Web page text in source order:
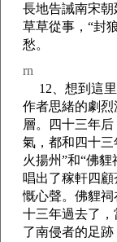
長地告誡南宋
草草從事，“封
愁。
rn
12、想到這里
作者思緒的劇
層。四十三年
氣，都和四十
火揚州”和“佛
唱出了稼軒四
慨心聲。佛貍
十三年過去了
了南侵者的足